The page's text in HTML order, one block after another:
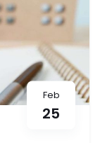
Feb
25